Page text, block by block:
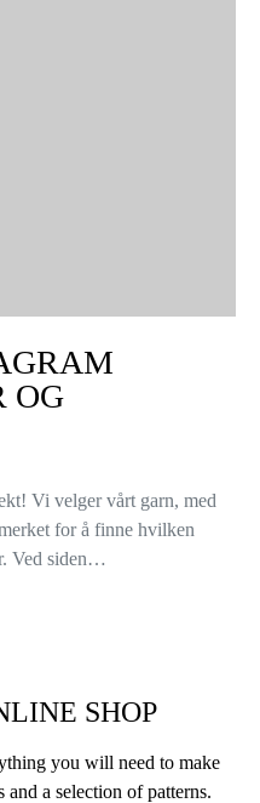
OG
Vi velger vårt garn, med
for å finne hvilken
Ved siden…
SHOP
you will need to make
a selection of patterns.